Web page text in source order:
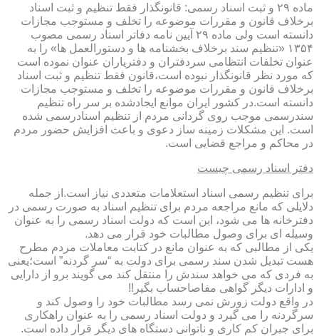
ماده ۲۹ و ثبت اسناد رسمی: قانونگذار فقط تنظیم و ثبت اسناد
برخلاف قانون و مقررات موضوعه را تخلف و مستوجب مجازات
دانسته است ولی ماده ۲۹ آیین نامه دفاتر اسناد رسمی مصوب
۱۳۵۴ «تنظیم سند برخلاف بخشنامه ها و دستورالعمل ها» را به
عنوان تخلفات انتظامی سردفتران و دفتریاران عنوان نموده است
که مورد نظر قانونگذار نبوده است،قانون فقط تنظیم و ثبت اسناد
برخلاف قانون و مقررات موضوعه را تخلف و مستوجب مجازات
دانسته است.در کشور ایران موانع ایجادشده بر سر راه تنظیم
سندرسمی موجب روی گردانی مردم از تنظیم اسنادرسمی شده
است. این مشکلات زمینه ساز دعوی و باعث افزایش حضور مردم
در محاکم و مراجع قضایی است.
دفتر اسناد رسمی چیست
برای تنظیم رسمی اسناد استعلامات متعددی نیاز است.از جمله
دلایلی که مانع مراجعه مردم برای تنظیم اسناد به صورت رسمی در
دفترخانه ها می شود، این است که دولت اسناد رسمی را به عنوان
وسیله ای برای وصول مطالبات خود قرار می دهد.
یکی از مطالبی که به عنوان مانع در کتابت معاملات مردم مطرح
هست تبدیل شدن سند رسمی برای دولت به “سر گردنه” است؛یعنی
به فردی که می خواهد سندش را منتقل کند می گویند برو از دارایی
و ادارات دیگر گواهی مفاصاحساب بگیر!!
در واقع دولت زورش نمی رسد مطالبات خود را وصول کند و
سرگردنه را می گیرد و دولت اسناد رسمی را به عنوان راهکاری
برای جبران کم کاری و ناتوانی دستگاه های دیگر قرار داده است.